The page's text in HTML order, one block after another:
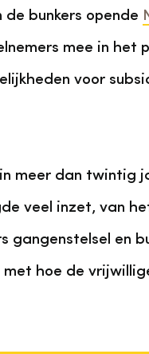
bunkers opende
mee in
voor
meer dan twintig
veel inzet, van
en
hoe de